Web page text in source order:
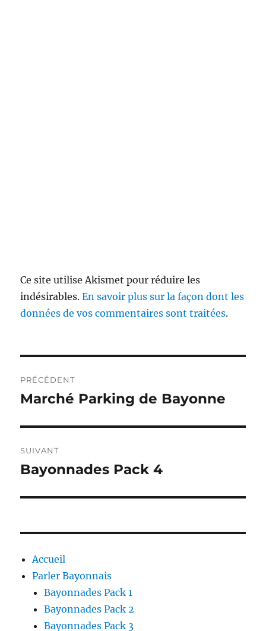
Ce site utilise Akismet pour réduire les
indésirables.En savoir plus sur la façon dont les
données de vos commentaires sont traitées.
de
PRÉCÉDENT
Publication
Marché Parking de Bayonne
SUIVANT
Publication
Bayonnades Pack 4
Accueil
Parler Bayonnais
Bayonnades Pack 1
Bayonnades Pack 2
Bayonnades Pack 3